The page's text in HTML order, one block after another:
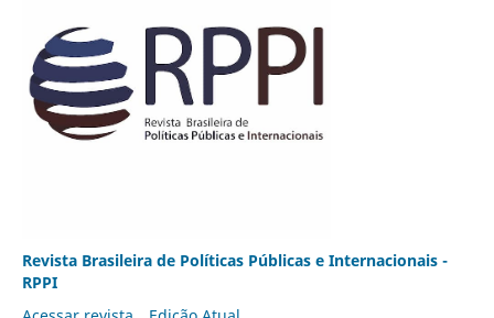
Revista Brasileira de Políticas Públicas e Internacionais -
RPPI